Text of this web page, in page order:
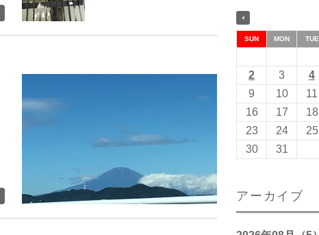
SUN MON TUE
2
3 4
9
10 11
16
17 18
23
24 25
30
31
アーカイブ